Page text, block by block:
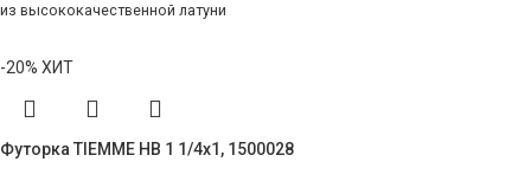
из высококачественной латуни
-20% ХИТ
Футорка TIEMME НВ 1 1/4х1, 1500028